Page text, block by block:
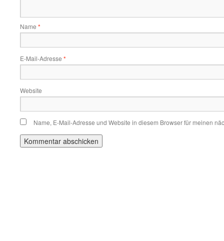
Name *
E-Mail-Adresse *
Website
Name, E-Mail-Adresse und Website in diesem Browser für meinen